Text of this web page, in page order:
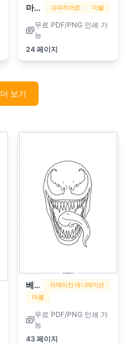
마일스 모랄레스 슈퍼히어로 마블
무료 PDF/PNG 인쇄 가
능
24 페이지
더 보기
베놈
아메리칸 애니메이션
마블
무료 PDF/PNG 인쇄 가
능
43 페이지